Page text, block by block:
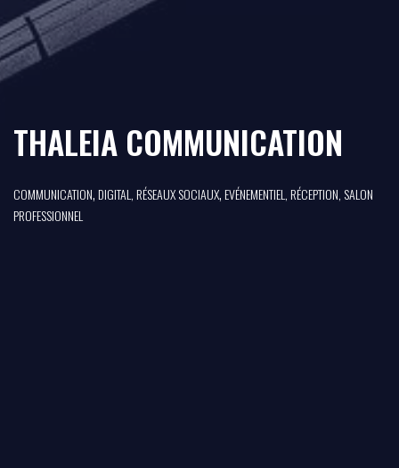
THALEIA COMMUNICATION
COMMUNICATION,DIGITAL, RÉSEAUX SOCIAUX,EVÉNEMENTIEL, RÉCEPTION, SALON
PROFESSIONNEL